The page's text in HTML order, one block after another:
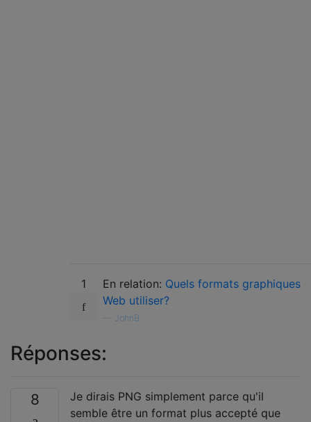
1 En relation: Quels formats graphiques
Web utiliser?
JohnB
Réponses:
8
Je dirais PNG simplement parce qu'il
semble être un format plus accepté que